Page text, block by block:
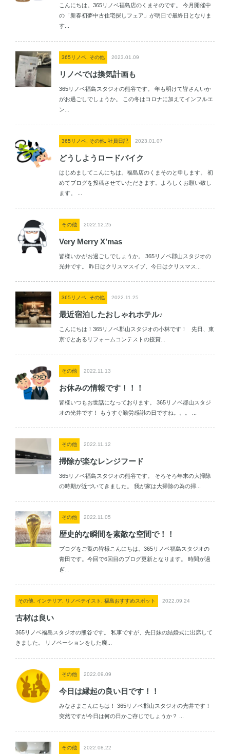
こんにちは。365リノベ福島店のくまそのです。 今月開催中
の「新春初夢中古住宅探しフェア」が明日で最終日となりま
す...
365リノベ, その他 2023.01.09
リノベでは換気計画も
365リノベ福島スタジオの熊谷です。 年も明けて皆さんいか
がお過ごしでしょうか。 この冬はコロナに加えてインフルエ
ン...
365リノベ, その他, 社員日記 2023.01.07
どうしようロードバイク
はじめましてこんにちは。福島店のくまそのと申します。 初
めてブログを投稿させていただきます。よろしくお願い致し
ます。 ...
その他 2022.12.25
Very Merry X’mas
皆様いかがお過ごしでしょうか。 365リノベ郡山スタジオの
光井です。 昨日はクリスマスイブ、今日はクリスマス...
365リノベ, その他 2022.11.25
最近宿泊したおしゃれホテル♪
こんにちは！365リノベ郡山スタジオの小林です！ 先日、東
京でとあるリフォームコンテストの授賞...
その他 2022.11.13
お休みの情報です！！！
皆様いつもお世話になっております。 365リノベ郡山スタジ
オの光井です！ もうすぐ勤労感謝の日ですね。。。 ...
その他 2022.11.12
掃除が楽なレンジフード
365リノベ福島スタジオの熊谷です。 そろそろ年末の大掃除
の時期が近づいてきました。 我が家は大掃除の為の掃...
その他 2022.11.05
歴史的な瞬間を素敵な空間で！！
ブログをご覧の皆様こんにちは。365リノベ福島スタジオの
青田です。今回で6回目のブログ更新となります。 時間が過
ぎ...
その他, インテリア, リノベテイスト, 福島おすすめスポット 2022.09.24
古材は良い
365リノベ福島スタジオの熊谷です。 私事ですが、先日妹の結婚式に出席して
きました。 リノベーションをした廃...
その他 2022.09.09
今日は縁起の良い日です！！
みなさまこんにちは！ 365リノベ郡山スタジオの光井です！
突然ですが今日は何の日かご存じでしょうか？ ...
その他 2022.08.22